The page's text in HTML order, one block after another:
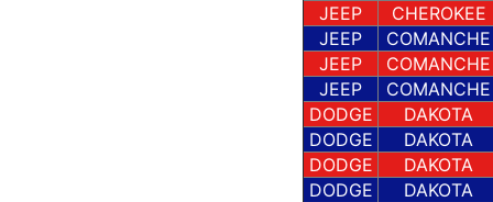
JEEP
CHEROKEE
JEEP
COMANCHE
JEEP
COMANCHE
JEEP
COMANCHE
DODGE
DAKOTA
DODGE
DAKOTA
DODGE
DAKOTA
DODGE
DAKOTA